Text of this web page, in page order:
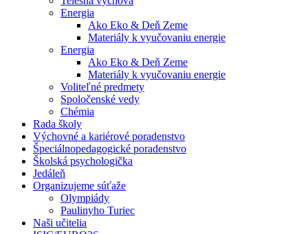
Energia
Ako Eko & Deň Zeme
Materiály k vyučovaniu energie
Energia
Ako Eko & Deň Zeme
Materiály k vyučovaniu energie
Voliteľné predmety
Spoločenské vedy
Chémia
Rada školy
Výchovné a kariérové poradenstvo
Špeciálnopedagogické poradenstvo
Školská psychologička
Jedáleň
Organizujeme súťaže
Olympiády
Paulinyho Turiec
Naši učitelia